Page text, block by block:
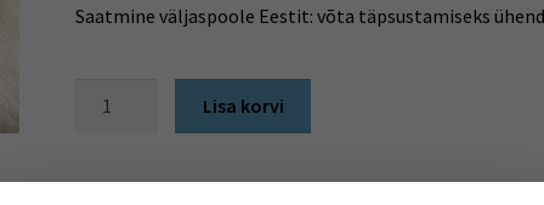
Saatmine väljaspoole Eestit: võta täpsustamiseks
Lisa korvi